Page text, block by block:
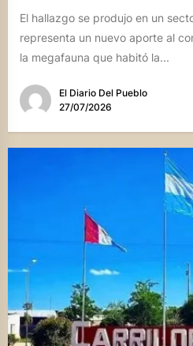
El hallazgo se produjo en un
representa un nuevo aporte al
la megafauna que habitó la...
El Diario Del Pueblo
27/07/2026